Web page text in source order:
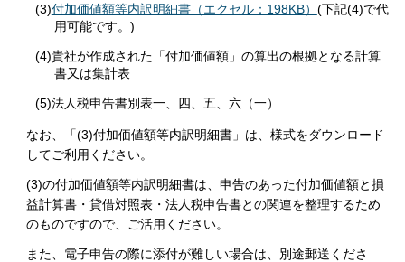
(3)付加価値額等内訳明細書（エクセル：198KB） (下記(4)で代
用可能です。)
(4)貴社が作成された「付加価値額」の算出の根拠となる計算
書又は集計表
(5)法人税申告書別表一、四、五、六（一）
なお、「(3)付加価値額等内訳明細書」は、様式をダウンロード
してご利用ください。
(3)の付加価値額等内訳明細書は、申告のあった付加価値額と損
益計算書・貸借対照表・法人税申告書との関連を整理するため
のものですので、ご活用ください。
また、電子申告の際に添付が難しい場合は、別途郵送くださ